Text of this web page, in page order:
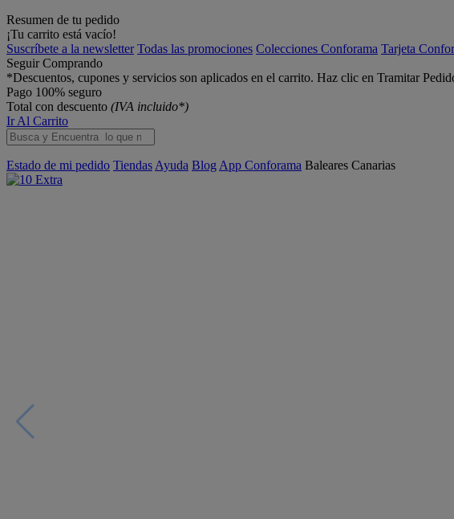
Resumen de tu pedido
¡Tu carrito está vacío!
Suscríbete a la newsletter Todas las promociones Colecciones Conforama Tarjeta
Seguir Comprando
*Descuentos, cupones y servicios son aplicados en el carrito. Haz clic en Tramitar
Pago 100% seguro
Total con descuento (IVA incluido*)
Ir Al Carrito
Estado de mi pedido Tiendas Ayuda Blog App Conforama Baleares Canarias